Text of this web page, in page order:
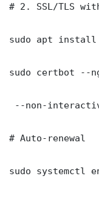
# 2. SSL/TLS
sudo apt install
sudo certbot --
--non-
# Auto-renewal
sudo systemctl